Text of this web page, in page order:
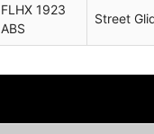
2025
1977 ABS
ST
2026
2026
FLHX 1923
ABS
Street